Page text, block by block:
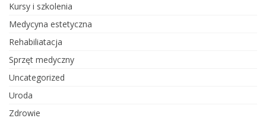
Kursy i szkolenia
Medycyna estetyczna
Rehabiliatacja
Sprzęt medyczny
Uncategorized
Uroda
Zdrowie